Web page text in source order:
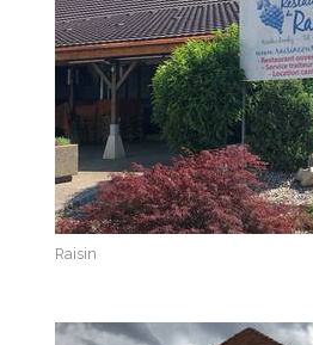
Raisin